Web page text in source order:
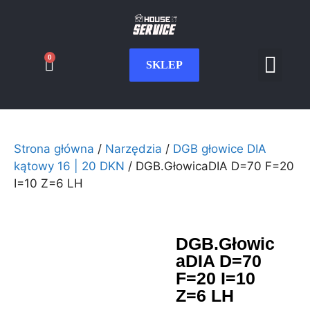
SKLEP
0
Strona główna / Narzędzia / DGB głowice DIA
kątowy 16 | 20 DKN / DGB.GłowicaDIA D=70 F=20
I=10 Z=6 LH
DGB.Głowic
aDIA D=70
F=20 I=10
Z=6 LH